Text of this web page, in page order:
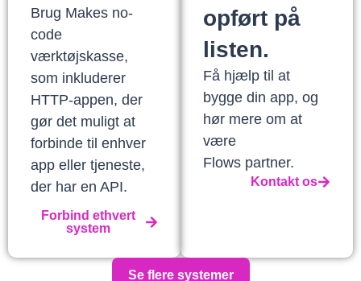
Brug Makes no-
code
værktøjskasse,
som inkluderer
HTTP-appen, der
gør det muligt at
forbinde til enhver
app eller tjeneste,
der har en API.
Forbind ethvert
system
opført på
listen.
Få hjælp til at
bygge din app, og
hør mere om at
være
Flows partner.
Kontakt os
Se flere systemer